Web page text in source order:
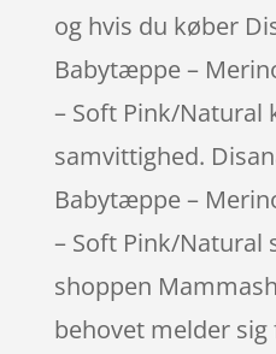
og hvis du køber
Babytæppe –
– Soft Pink/Natural
samvittighed.
Babytæppe –
– Soft Pink/Natural
shoppen
behovet melder